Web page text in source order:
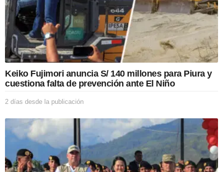
Keiko Fujimori anuncia S/ 140 millones para Piura y
cuestiona falta de prevención ante El Niño
2 días desde la publicación
í
a
d
e
s